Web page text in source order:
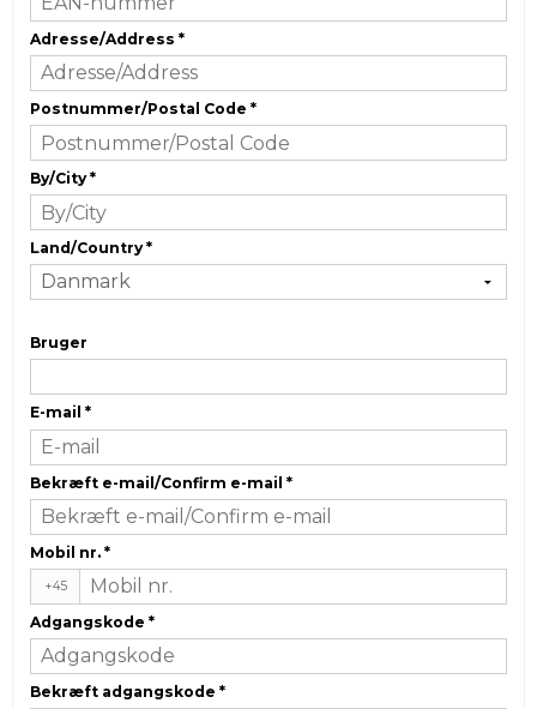
Adresse/Address *
Postnummer/Postal Code *
By/City*
Land/Country*
Bruger
E-mail *
Bekræft e-mail/Confirm e-mail *
Mobil nr. *
+45
Adgangskode *
Bekræft adgangskode *